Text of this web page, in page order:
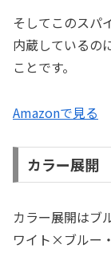
そしてこのスパ
内蔵しているの
ことです。
Amazonで見る
カラー展開
カラー展開は
ワイト×ブルー